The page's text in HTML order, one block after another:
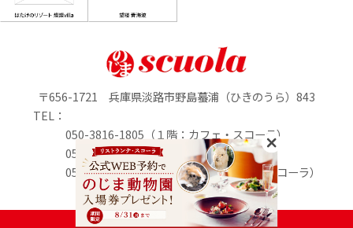
〒656-1721 兵庫県淡路市野島蟇浦（ひきのうら）843
TEL：
050-3816-1805（１階：カフェ・スコーラ）
050-3816-0895（1階：のじまマルシェ）
050-3816-2213（２階：リストランテ・スコーラ）
定休日：水曜日